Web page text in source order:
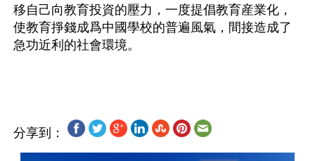
移自己向教育投資的壓力，一度提倡教育産業化，
使教育掙錢成爲中國學校的普遍風氣，間接造成了
急功近利的社會環境。
分享到：